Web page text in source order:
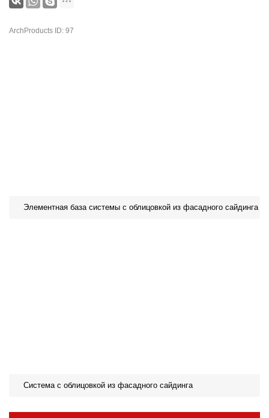
ArchProducts ID: 97
Элементная база системы с облицовкой из фасадного сайдинга
Система с облицовкой из фасадного сайдинга